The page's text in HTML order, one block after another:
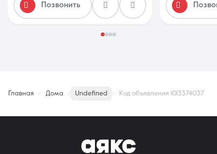
Позвонить
Главная Дома Undefined Код объявления 1013374037